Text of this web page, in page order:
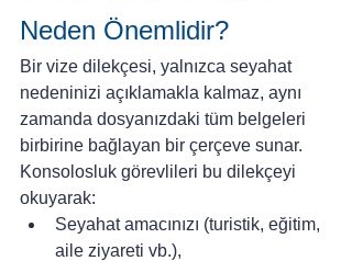
Neden Önemlidir?
Bir vize dilekçesi, yalnızca seyahat
nedeninizi açıklamakla kalmaz, aynı
zamanda dosyanızdaki tüm belgeleri
birbirine bağlayan bir çerçeve sunar.
Konsolosluk görevlileri bu dilekçeyi
okuyarak:
Seyahat amacınızı (turistik, eğitim,
aile ziyareti vb.),